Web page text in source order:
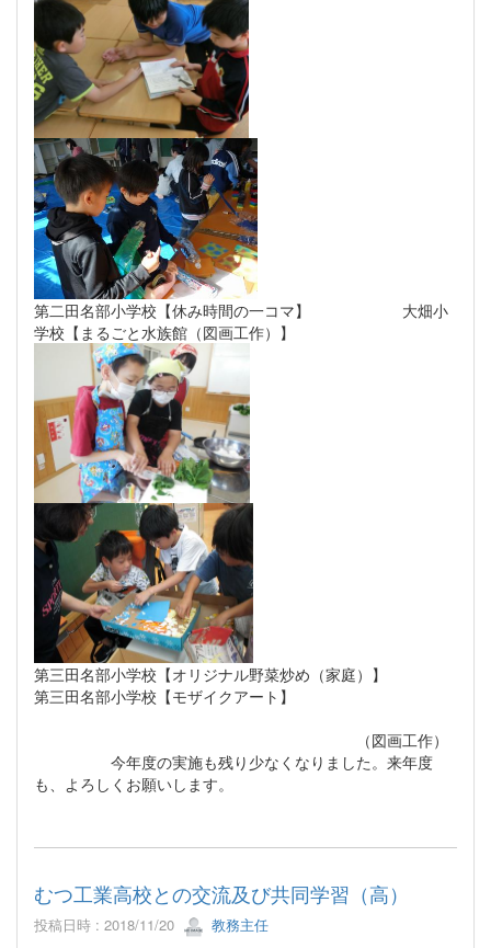
第二田名部小学校【休み時間の一コマ】 大畑小
学校【まるごと水族館（図画工作）】
第三田名部小学校【オリジナル野菜炒め（家庭）】
第三田名部小学校【モザイクアート】
（図画工作）
今年度の実施も残り少なくなりました。来年度
も、よろしくお願いします。
むつ工業高校との交流及び共同学習（高）
投稿日時 : 2018/11/20 教務主任